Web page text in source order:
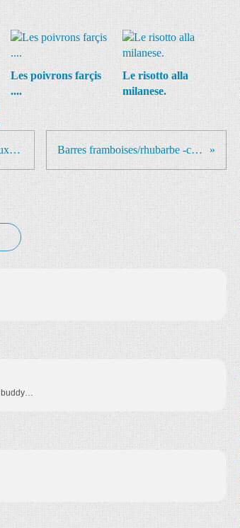
Les poivrons farçis
....
Le risotto alla
milanese.
Samosas, samossas ou samoussa indiens aux légumes The recette Barres framboises/rhubarbe -collation maison
buddy…